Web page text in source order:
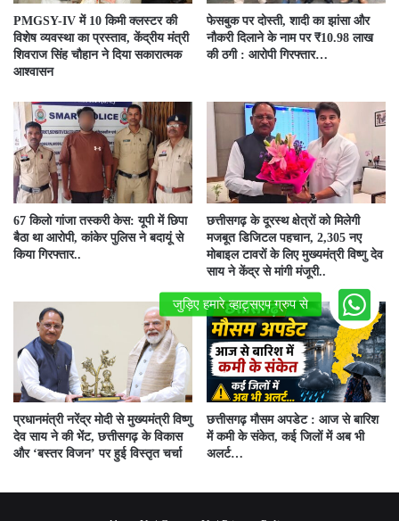
PMGSY-IV में 10 किमी क्लस्टर की
विशेष व्यवस्था का प्रस्ताव, केंद्रीय मंत्री
शिवराज सिंह चौहान ने दिया सकारात्मक
आश्वासन
फेसबुक पर दोस्ती, शादी का झांसा और
नौकरी दिलाने के नाम पर ₹10.98 लाख
की ठगी : आरोपी गिरफ्तार…
67 किलो गांजा तस्करी केस: यूपी में छिपा
बैठा था आरोपी, कांकेर पुलिस ने बदायूं से
किया गिरफ्तार..
छत्तीसगढ़ के दूरस्थ क्षेत्रों को मिलेगी
मजबूत डिजिटल पहचान, 2,305 नए
मोबाइल टावरों के लिए मुख्यमंत्री विष्णु देव
साय ने केंद्र से मांगी मंजूरी..
प्रधानमंत्री नरेंद्र मोदी से मुख्यमंत्री विष्णु
देव साय ने की भेंट, छत्तीसगढ़ के विकास
और ‘बस्तर विजन’ पर हुई विस्तृत चर्चा
छत्तीसगढ़ मौसम अपडेट : आज से बारिश
में कमी के संकेत, कई जिलों में अब भी
अलर्ट…